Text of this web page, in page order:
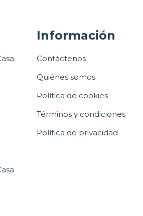
Información
Contáctenos
Quiénes somos
Política de cookies
Términos y condiciones
Política de privacidad